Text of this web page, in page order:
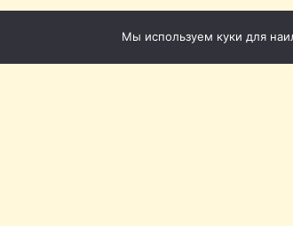
Мы используем куки для